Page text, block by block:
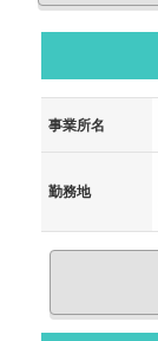
事業所名
勤務地